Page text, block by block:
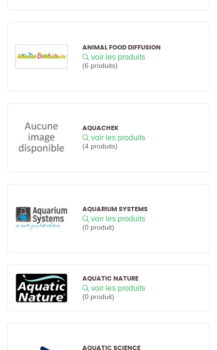
ANIMAL FOOD DIFFUSION
voir les produits
(6 produits)
AQUACHEK
voir les produits
(4 produits)
AQUARIUM SYSTEMS
voir les produits
(0 produit)
AQUATIC NATURE
voir les produits
(0 produit)
AQUATIC SCIENCE